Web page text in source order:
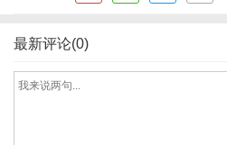
最新评论(0)